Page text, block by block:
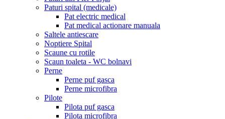
Paturi spital (medicale)
Pat electric medical
Pat medical actionare manuala
Saltele antiescare
Noptiere Spital
Scaune cu rotile
Scaun toaleta - WC bolnavi
Perne
Perne puf gasca
Perne microfibra
Pilote
Pilota puf gasca
Pilota microfibra